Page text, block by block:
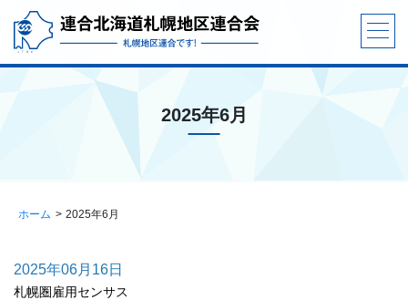
2025年6月
ホーム 2025年6月
2025年06月16日
札幌圏雇用センサス